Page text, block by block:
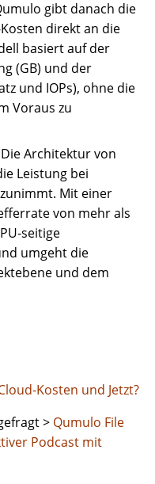
gibt danach die
direkt an die
basiert auf der
(GB) und der
und IOPs), ohne die
Voraus zu
Architektur von
Leistung bei
Mit einer
von mehr als
seitige
umgeht die
und dem
Kosten und Jetzt?
> Qumulo File
Podcast mit